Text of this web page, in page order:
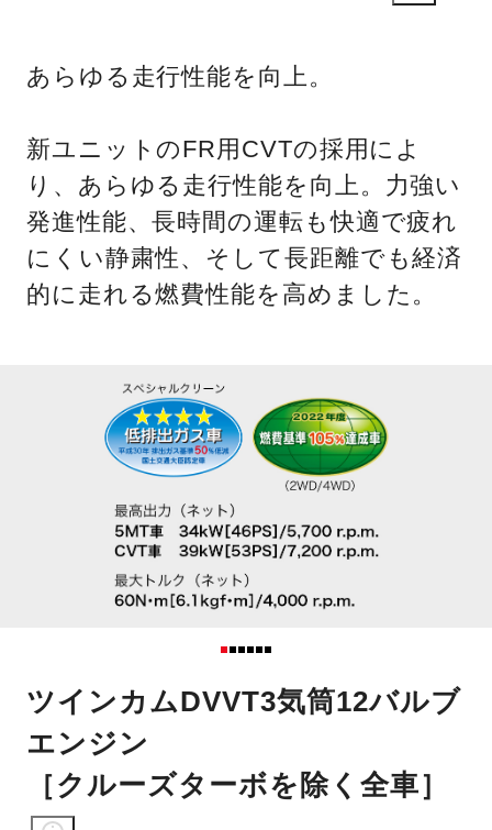
あらゆる走行性能を向上。
新ユニットのFR用CVTの採用によ
り、あらゆる走行性能を向上。力強い
発進性能、長時間の運転も快適で疲れ
にくい静粛性、そして長距離でも経済
的に走れる燃費性能を高めました。
ツインカムDVVT3気筒12バルブ
エンジン
［クルーズターボを除く全車］